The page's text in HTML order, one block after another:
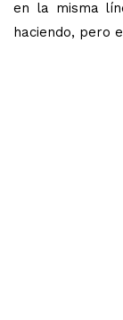
en la misma
haciendo, pero